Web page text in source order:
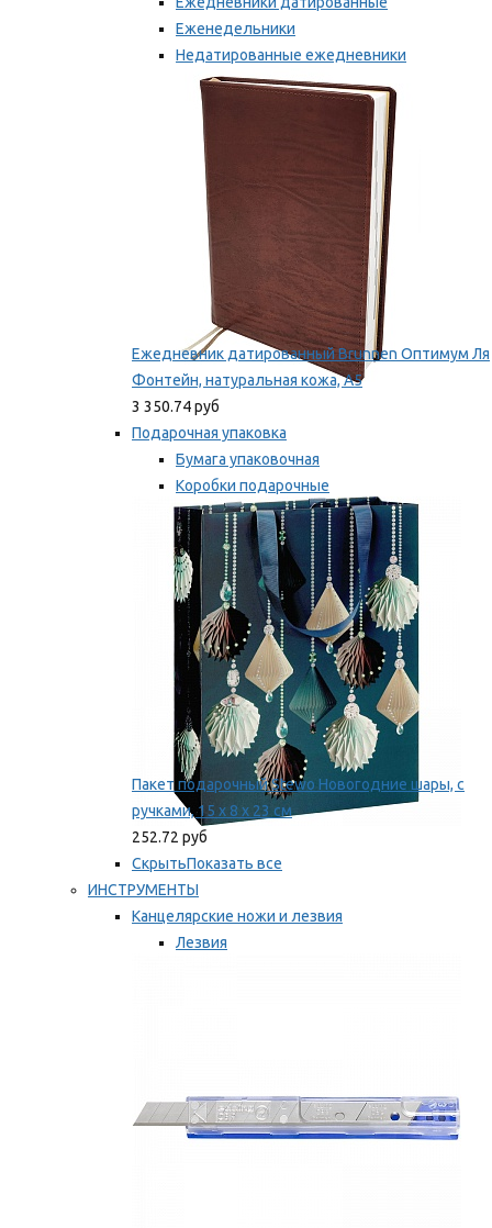
Еженедельники
Недатированные ежедневники
Планинги
Мы рекомендуем
Ежедневник датированный Brunnen Оптимум Ля
Фонтейн, натуральная кожа, А5
3 350.74 руб
Подарочная упаковка
Бумага упаковочная
Коробки подарочные
Ленты, бобины
Мы рекомендуем
Пакет подарочный Stewo Новогодние шары, с
ручками, 15 х 8 х 23 см
252.72 руб
СкрытьПоказать все
ИНСТРУМЕНТЫ
Канцелярские ножи и лезвия
Лезвия